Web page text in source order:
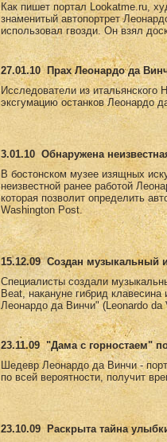
Как пишет портал Lookatme.ru,
знаменитый автопортрет
использовал гвозди. Он взял
27.01.10
Прах Леонардо да
Исследователи из итальянского
эксгумацию останков Леонардо
3.01.10 Обнаружена
В бостонском музее изящных
неизвестной ранее работой
которая позволит определить
Washington Post.
15.12.09 Создан музыкальный
Специалисты создали
Beat, накануне гибрид
Леонардо да Винчи" (Leonardo da
23.11.09 "Дама с горностаем"
Шедевр Леонардо да Винчи -
по всей вероятности, получит
23.10.09
Раскрыта тайна